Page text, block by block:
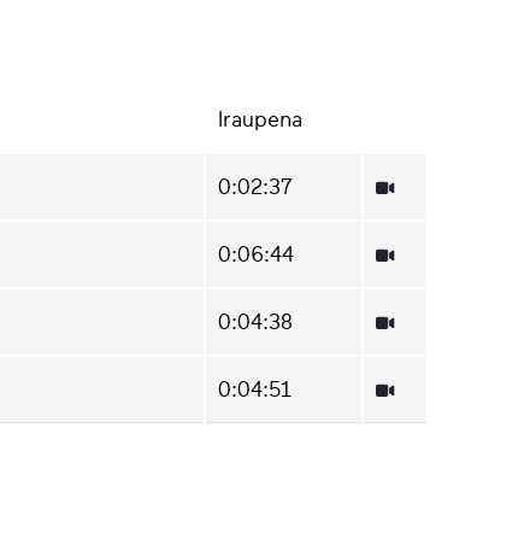
Iraupena
0:02:37
0:06:44
0:04:38
0:04:51